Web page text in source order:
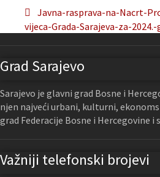
Javna-rasprava-na-Nacrt-
vijeca-Grada-Sarajeva-za-
Grad Sarajevo
Sarajevo je glavni grad Bosne i
njen najveći urbani, kulturni,
grad Federacije Bosne i Hercegovine i
Važniji telefonski brojevi